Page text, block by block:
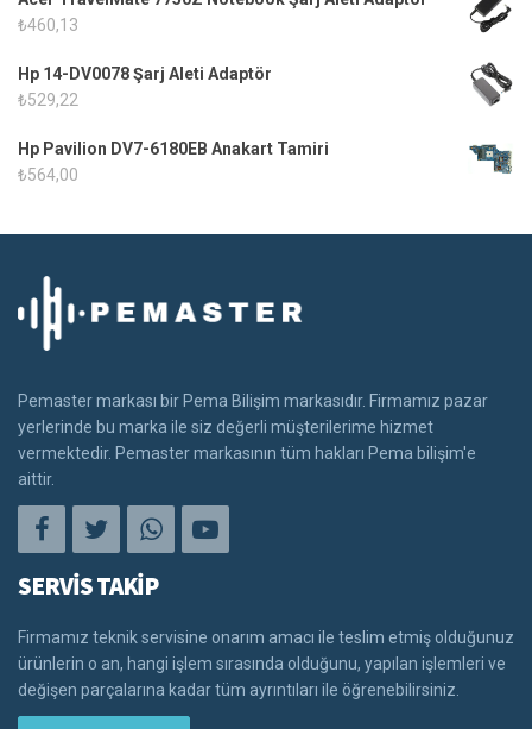
₺460,13
Hp 14-DV0078 Şarj Aleti Adaptör
₺529,22
Hp Pavilion DV7-6180EB Anakart Tamiri
₺564,00
Pemaster markası bir Pema Bilişim markasıdır. Firmamız pazar
yerlerinde bu marka ile siz değerli müşterilerime hizmet
vermektedir. Pemaster markasının tüm hakları Pema bilişim'e
aittir.
SERVİS TAKİP
Firmamız teknik servisine onarım amacı ile teslim etmiş olduğunuz
ürünlerin o an, hangi işlem sırasında olduğunu, yapılan işlemleri ve
değişen parçalarına kadar tüm ayrıntıları ile öğrenebilirsiniz.